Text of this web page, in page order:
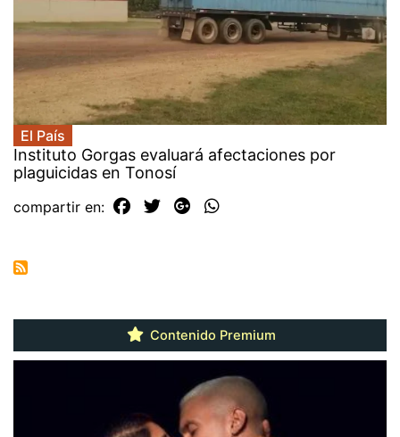
El País
Instituto Gorgas evaluará afectaciones por
plaguicidas en Tonosí
compartir en:
Contenido Premium